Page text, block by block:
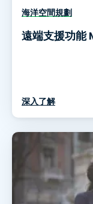
海洋空間規劃
遠端支援功能
深入了解